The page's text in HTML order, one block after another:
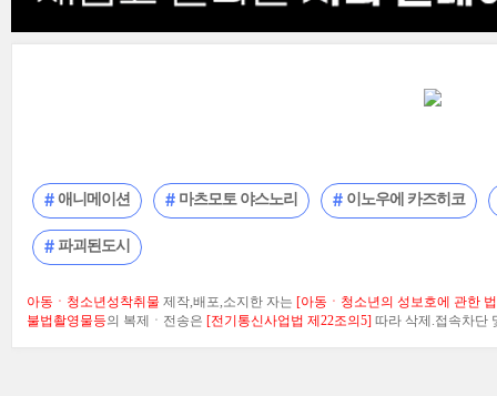
애니메이션 마츠모토 야스노리 이노우에 카즈히코
파괴된도시
아동ㆍ청소년성착취물 제작,배포,소지한 자는 [아동ㆍ청소년의 성보호에 관한
불법촬영물등의 복제ㆍ전송은 [전기통신사업법 제22조의5] 따라 삭제.접속차단